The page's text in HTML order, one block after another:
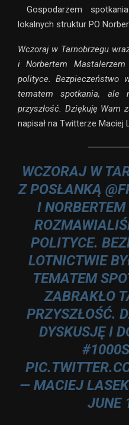
Gospodarzem
lokalnych struktur PO
Wczoraj w Tarnobrzegu
i Norbertem
polityce. Bezpieczeństwo
tematem spotkania, ale
przyszłość. Dziękuję Wam
napisał na Twitterze Maciej
WCZORAJ W
Z POSŁANKĄ
I
POLITYCE.
LOTNICTWIE
TEMATEM
ZABRAKŁO
PRZYSZŁOŚĆ.
DYSKUSJĘ I
— MACIEJ
JUNE